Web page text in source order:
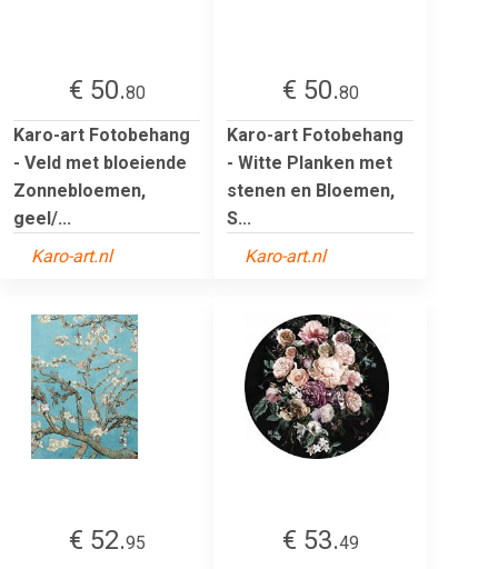
€ 50.80
Karo-art Fotobehang
- Veld met bloeiende
Zonnebloemen,
geel/...
Karo-art.nl
€ 50.80
Karo-art Fotobehang
- Witte Planken met
stenen en Bloemen,
S...
Karo-art.nl
€ 52.95 € 53.49